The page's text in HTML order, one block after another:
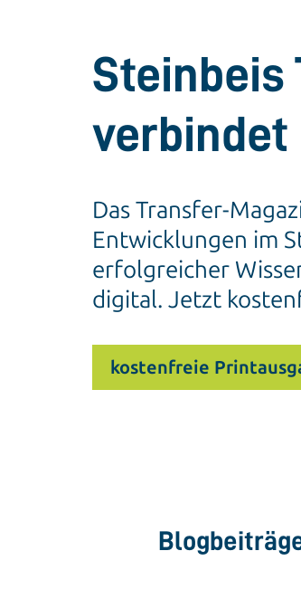
Steinbeis
verbindet
Das Transfer-
Entwicklungen im
erfolgreicher
digital. Jetzt
kostenfreie